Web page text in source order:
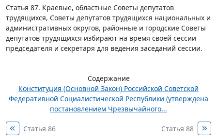
Статья 87. Краевые, областные Советы депутатов
трудящихся, Советы депутатов трудящихся национальных и
административных округов, районные и городские Советы
депутатов трудящихся избирают на время своей сессии
председателя и секретаря для ведения заседаний сессии.
Содержание
Конституция (Основной Закон) Российской Советской
Федеративной Социалистической Республики (утверждена
постановлением Чрезвычайного...
Статья 86 Статья 88